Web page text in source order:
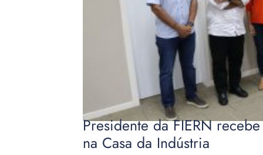
Presidente da FIERN
na Casa da Indústria